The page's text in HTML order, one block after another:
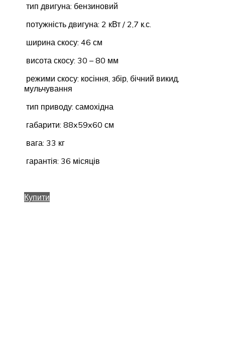
тип двигуна: бензиновий
потужність двигуна: 2 кВт / 2,7 к.с.
ширина скосу: 46 см
висота скосу: 30 – 80 мм
режими скосу: косіння, збір, бічний викид,
мульчування
тип приводу: самохідна
габарити: 88x59x60 см
вага: 33 кг
гарантія: 36 місяців
Купити